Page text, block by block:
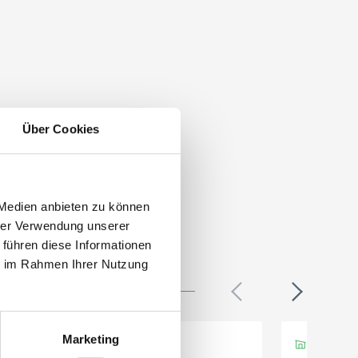
Über Cookies
anbieten zu können
Verwendung unserer
diese Informationen
Rahmen Ihrer Nutzung
Marketing